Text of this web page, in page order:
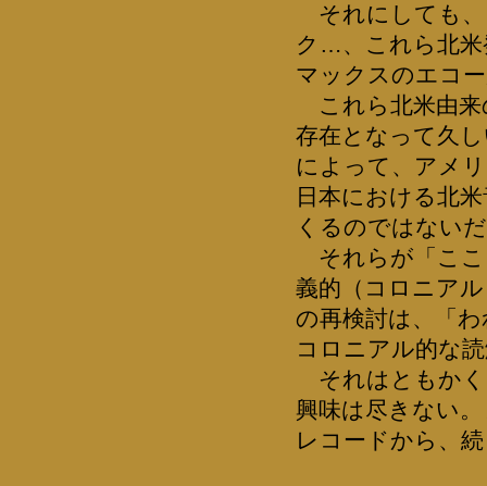
それにしても、
ク…、これら北米
マックスのエコ
これら北米由来
存在となって久
によって、アメ
日本における北
くるのではない
それらが「ここ
義的（コロニア
の再検討は、「
コロニアル的な
それはともかく
興味は尽きない
レコードから、